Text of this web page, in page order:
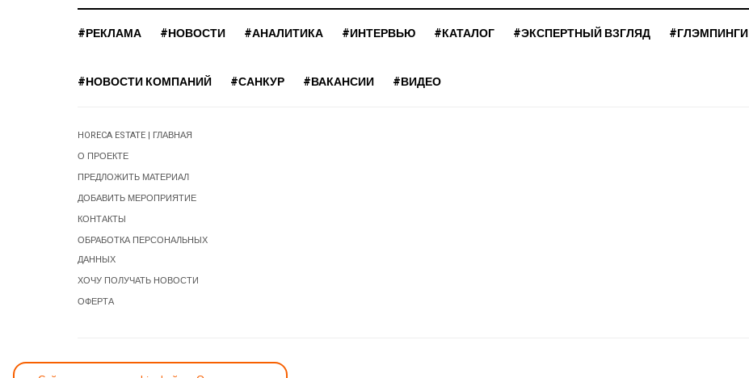
#РЕКЛАМА #НОВОСТИ #АНАЛИТИКА #ИНТЕРВЬЮ #КАТАЛОГ #ЭКСПЕРТНЫЙ ВЗГЛЯД #ГЛЭМПИНГИ
#НОВОСТИ КОМПАНИЙ #САНКУР #ВАКАНСИИ #ВИДЕО
HORECA ESTATE | ГЛАВНАЯ
О ПРОЕКТЕ
ПРЕДЛОЖИТЬ МАТЕРИАЛ
ДОБАВИТЬ МЕРОПРИЯТИЕ
КОНТАКТЫ
ОБРАБОТКА ПЕРСОНАЛЬНЫХ
ДАННЫХ
ХОЧУ ПОЛУЧАТЬ НОВОСТИ
ОФЕРТА